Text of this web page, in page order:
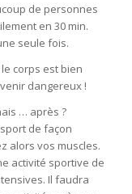
de personnes
en 30 min.
seule fois.
corps est bien
dangereux !
… après ?
de façon
alors vos muscles.
activité sportive de
Il faudra